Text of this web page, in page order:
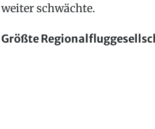
weiter schwächte.
Größte